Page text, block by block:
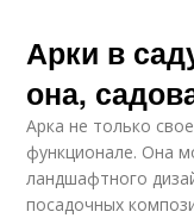
Арки в
она,
Арка не только
функционале. Она
ландшафтного
посадочных